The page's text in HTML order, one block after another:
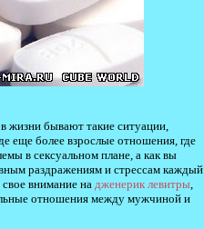
жизни бывают такие ситуации,
еще более взрослые отношения, где
в сексуальном плане, а как вы
раздражениям и стрессам каждый
внимание надженерик левитры,
отношения между мужчиной и